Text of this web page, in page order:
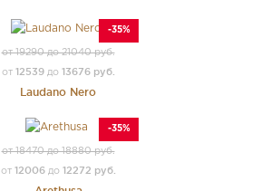
-35%
от 19290 до 21040 руб.
от 12539до 13676 руб.
Laudano Nero
-35%
от 18470 до 18880 руб.
от 12006до 12272 руб.